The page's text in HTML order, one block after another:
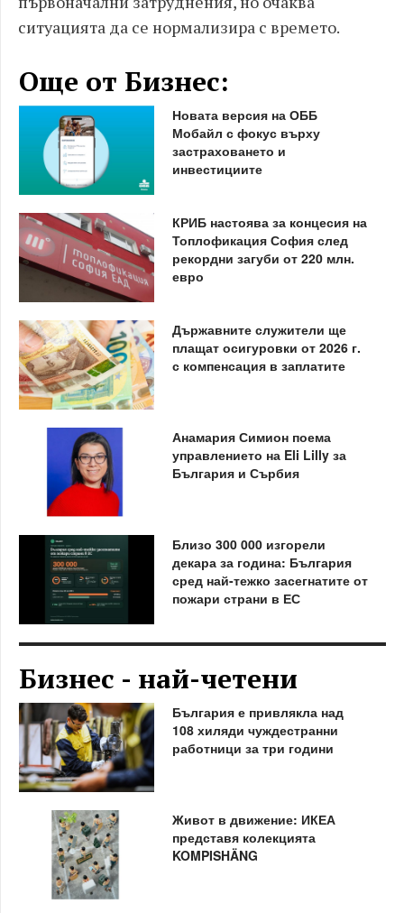
ситуацията да се нормализира с времето.
Още от Бизнес:
Новата версия на ОББ
Мобайл с фокус върху
застраховането и
инвестициите
КРИБ настоява за концесия на
Топлофикация София след
рекордни загуби от 220 млн.
евро
Държавните служители ще
плащат осигуровки от 2026 г.
с компенсация в заплатите
Анамария Симион поема
управлението на Eli Lilly за
България и Сърбия
Близо 300 000 изгорели
декара за година: България
сред най-тежко засегнатите от
пожари страни в ЕС
Бизнес - най-четени
България е привлякла над
108 хиляди чуждестранни
работници за три години
Живот в движение: ИКЕА
представя колекцията
KOMPISHÄNG